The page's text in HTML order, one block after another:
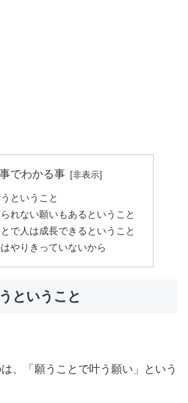
でわかる事
ということ
れない願いもあるということ
で人は成長できるということ
やりきっていないから
ということ
、「願うことで叶う願い」という